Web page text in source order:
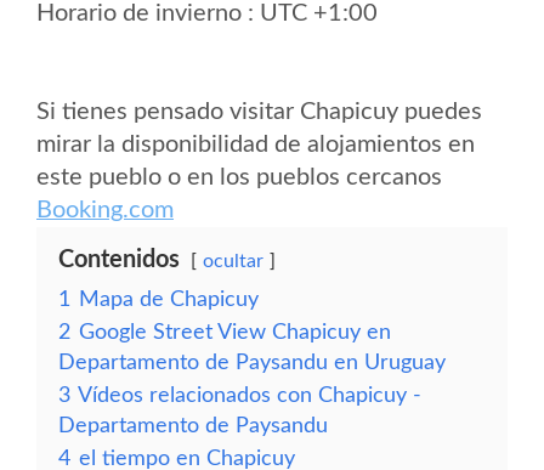
Horario de invierno : UTC +1:00
Si tienes pensado visitar Chapicuy puedes
mirar la disponibilidad de alojamientos en
este pueblo o en los pueblos cercanos
Booking.com
Contenidos ocultar
1
Mapa de Chapicuy
2 Google Street View Chapicuy en
Departamento de Paysandu en Uruguay
3 Vídeos relacionados con Chapicuy -
Departamento de Paysandu
4 el tiempo en Chapicuy